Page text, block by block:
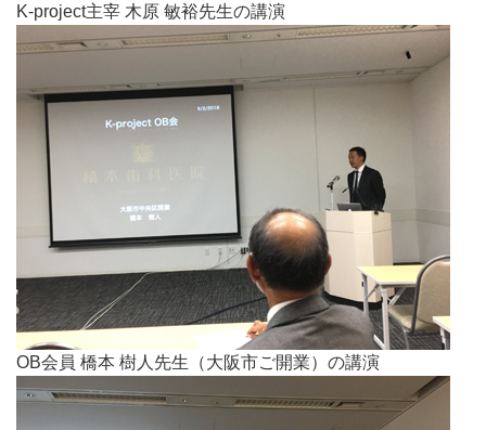
K-project主宰 木原 敏裕先生の講演
OB会員 橋本 樹人先生（大阪市ご開業）の講演